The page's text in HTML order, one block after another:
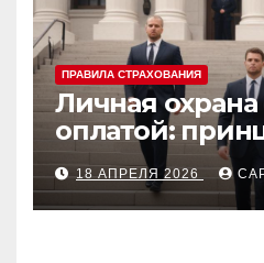
ПРАВИЛА СТРАХОВАНИЯ
Личная охрана
оплатой:
и правовые
18 АПРЕЛЯ 2026